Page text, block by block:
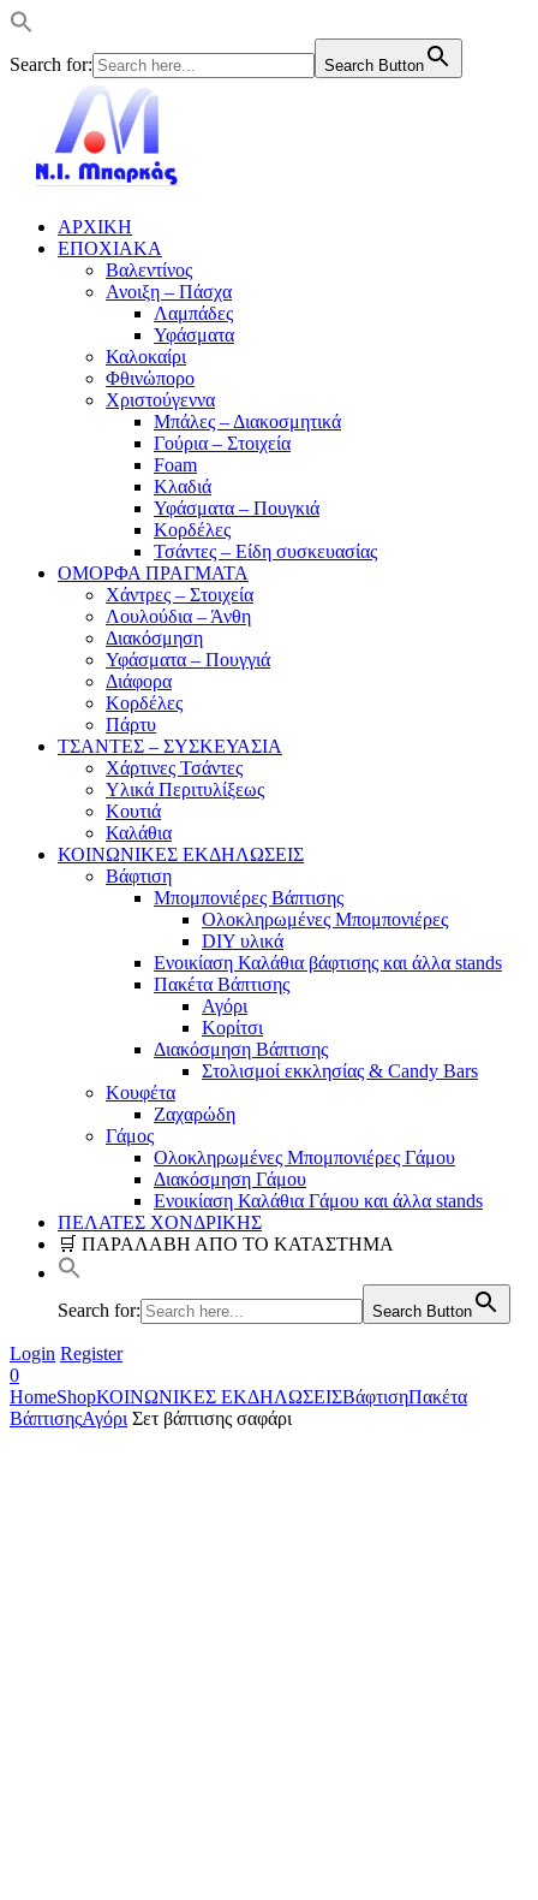
Search for: Search Button
ΑΡΧΙΚΗ
ΕΠΟΧΙΑΚΑ
Βαλεντίνος
Ανοιξη – Πάσχα
Λαμπάδες
Υφάσματα
Καλοκαίρι
Φθινώπορο
Χριστούγεννα
Μπάλες – Διακοσμητικά
Γούρια – Στοιχεία
Foam
Κλαδιά
Υφάσματα – Πουγκιά
Κορδέλες
Τσάντες – Είδη συσκευασίας
ΟΜΟΡΦΑ ΠΡΑΓΜΑΤΑ
Χάντρες – Στοιχεία
Λουλούδια – Άνθη
Διακόσμηση
Υφάσματα – Πουγγιά
Διάφορα
Κορδέλες
Πάρτυ
ΤΣΑΝΤΕΣ – ΣΥΣΚΕΥΑΣΙΑ
Χάρτινες Τσάντες
Υλικά Περιτυλίξεως
Κουτιά
Καλάθια
ΚΟΙΝΩΝΙΚΕΣ ΕΚΔΗΛΩΣΕΙΣ
Βάφτιση
Μπομπονιέρες Βάπτισης
Ολοκληρωμένες Μπομπονιέρες
DIY υλικά
Ενοικίαση Καλάθια βάφτισης και άλλα stands
Πακέτα Βάπτισης
Αγόρι
Κορίτσι
Διακόσμηση Βάπτισης
Στολισμοί εκκλησίας & Candy Bars
Κουφέτα
Ζαχαρώδη
Γάμος
Ολοκληρωμένες Μπομπονιέρες Γάμου
Διακόσμηση Γάμου
Ενοικίαση Καλάθια Γάμου και άλλα stands
ΠΕΛΑΤΕΣ ΧΟΝΔΡΙΚΗΣ
🛒 ΠΑΡΑΛΑΒΗ ΑΠΟ ΤΟ ΚΑΤΑΣΤΗΜΑ
Search for: Search Button
Login Register
0
HomeShopΚΟΙΝΩΝΙΚΕΣ ΕΚΔΗΛΩΣΕΙΣΒάφτισηΠακέτα
ΒάπτισηςΑγόρι Σετ βάπτισης σαφάρι